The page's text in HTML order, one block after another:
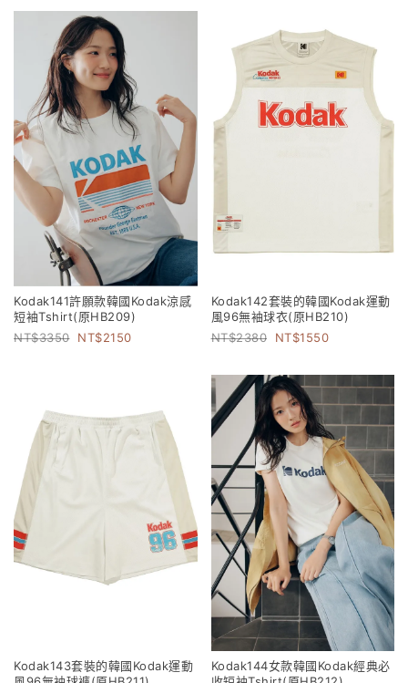
Kodak141許願款韓國Kodak涼感
短袖Tshirt(原HB209)
3350
2150
Kodak142套裝的韓國Kodak運動
風96無袖球衣(原HB210)
2380
1550
Kodak143套裝的韓國Kodak運動
Kodak144女款韓國Kodak經典必